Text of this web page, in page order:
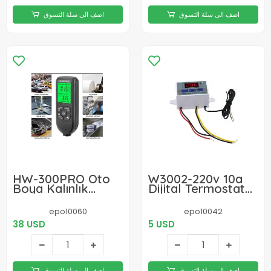
اضف الى سلة التسوق اضف الى سلة التسوق
HW-300PRO Oto
Boya Kalınlık
Ölçer 0-2000µm
Fe & NFe Kaplama
Kalınlık Test Cihazı
epo10060
38 USD
W3002-220v 10a
Dijital Termostat
Kuluçka
Makinalarına
Uygun Hassas
epo10042
5 USD